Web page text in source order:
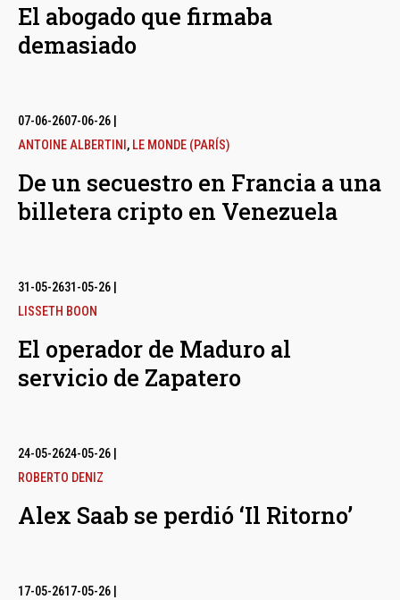
El abogado que firmaba
demasiado
07-06-2607-06-26
ANTOINE ALBERTINI , LE MONDE (PARÍS)
De un secuestro en Francia a una
billetera cripto en Venezuela
31-05-2631-05-26
LISSETH BOON
El operador de Maduro al
servicio de Zapatero
24-05-2624-05-26
ROBERTO DENIZ
Alex Saab se perdió ‘Il Ritorno’
17-05-2617-05-26